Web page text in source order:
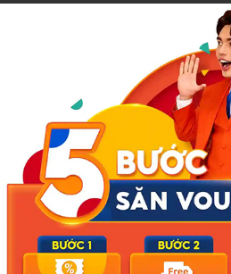
các nhóm B, A, C, Y và W là
tại Việt Nam cũng như trên thế
được xem là biện pháp duy nhất và
Trong bối cảnh hiện nay, khi các
hội họp đông người diễn ra nhiều,
cao cảnh giác với nguy cơ dịch
khuyến cáo trẻ em và thanh thiếu
kết hợp các loại vắc xin theo đúng
toàn diện trước các chủng vi
hiện các dấu hiệu nghi ngờ như sốt